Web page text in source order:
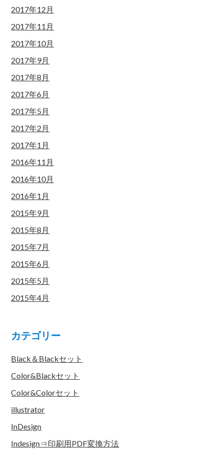
2017年12月
2017年11月
2017年10月
2017年9月
2017年8月
2017年6月
2017年5月
2017年2月
2017年1月
2016年11月
2016年10月
2016年1月
2015年9月
2015年8月
2015年7月
2015年6月
2015年5月
2015年4月
カテゴリー
Black＆Blackセット
Color&Blackセット
Color&Colorセット
illustrator
InDesign
Indesign⇒印刷用PDF変換方法